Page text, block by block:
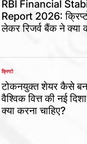
RBI Financial
Report 2026:
लेकर रिजर्व बैंक ने क्या
POSTED
IN
क्रिप्टो
टोकनयुक्त शेयर कैसे
वैश्विक वित्त की नई
क्या करना चाहिए?